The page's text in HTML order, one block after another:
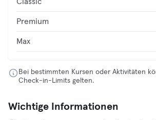
Premium
Max
Bei bestimmten Kursen oder Aktivitäten
Check-in-Limits gelten.
Wichtige Informationen